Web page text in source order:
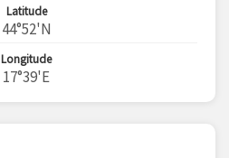
Latitude
44°52'N
Longitude
17°39'E